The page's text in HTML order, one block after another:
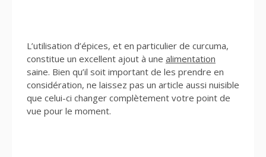
L’utilisation d’épices, et en particulier de curcuma,
constitue un excellent ajout à une alimentation
saine. Bien qu’il soit important de les prendre en
considération, ne laissez pas un article aussi nuisible
que celui-ci changer complètement votre point de
vue pour le moment.